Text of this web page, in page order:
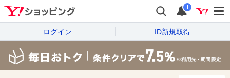
i
ログイン ID新規取得